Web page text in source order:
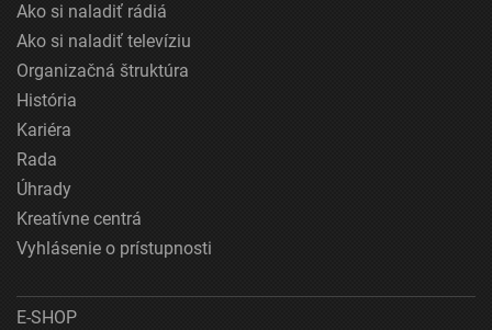
Ako si naladiť rádiá
Ako si naladiť televíziu
Organizačná štruktúra
História
Kariéra
Rada
Úhrady
Kreatívne centrá
Vyhlásenie o prístupnosti
E-SHOP